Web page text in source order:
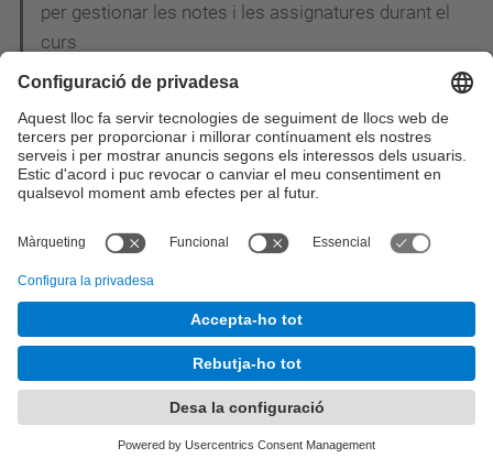
per gestionar les notes i les assignatures durant el
curs
Infraestructura de Clau Pública (PKI) en els
projectes e-DNI i e-Passaport"
i la Informàtica!
Estudiants de l'EETAC i l'ETSEIAT construeixen un
"drone" per salvar rinoceronts i elefants de la
cacera furtiva a l’Àfrica
L'EETAC participa a la I Jornada CiTIC: els
enginyers de telecomunicació reivindiquen el